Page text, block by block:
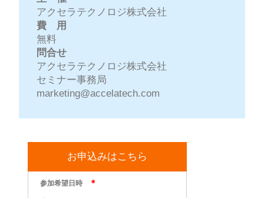
アクセラテクノロジ株式会社
費 用
無料
問合せ
アクセラテクノロジ株式会社
セミナー事務局
marketing@accelatech.com
お申込みはこちら